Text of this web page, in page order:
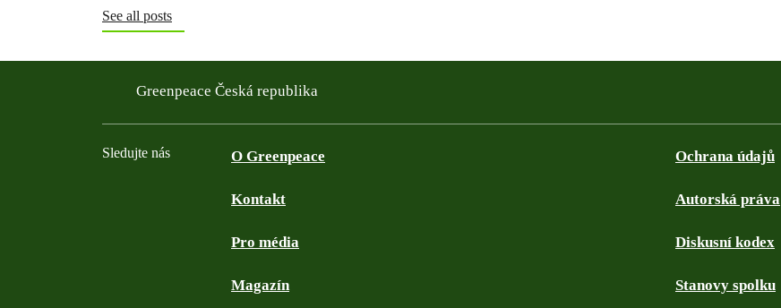
See all posts
Greenpeace Česká republika
Sledujte nás O Greenpeace
Kontakt
Pro média
Magazín
Ochrana údajů
Autorská práva
Diskusní kodex
Stanovy spolku